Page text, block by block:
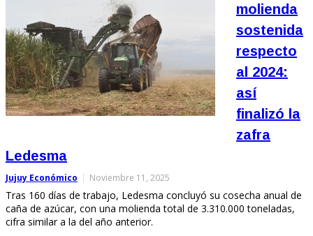
molienda
sostenida
respecto
al 2024:
así
finalizó la
zafra
Ledesma
Jujuy Económico Noviembre 11, 2025
Tras 160 días de trabajo, Ledesma concluyó su cosecha anual de
caña de azúcar, con una molienda total de 3.310.000 toneladas,
cifra similar a la del año anterior.